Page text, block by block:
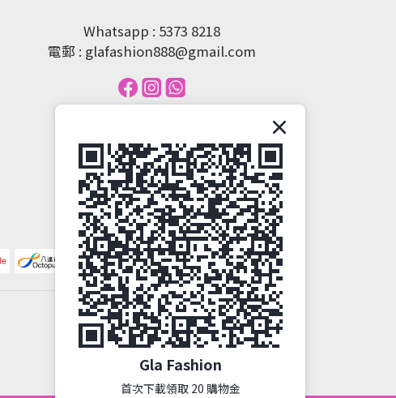
Whatsapp : 5373 8218
電郵 : glafashion888@gmail.com
Gla Fashion
首次下載領取 20 購物金